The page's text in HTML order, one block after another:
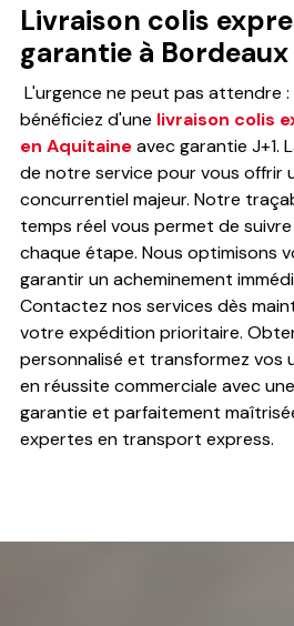
Livraison colis
garantie à
L'urgence ne peut pas attendre :
bénéficiez d'une livraison colis
en Aquitaineavec garantie
de notre service pour vous offrir
concurrentiel majeur. Notre
temps réel vous permet de
chaque étape. Nous optimisons
garantir un acheminement
Contactez nos services dès
votre expédition prioritaire.
personnalisé et transformez vos
en réussite commerciale avec
garantie et parfaitement
expertes en transport express.